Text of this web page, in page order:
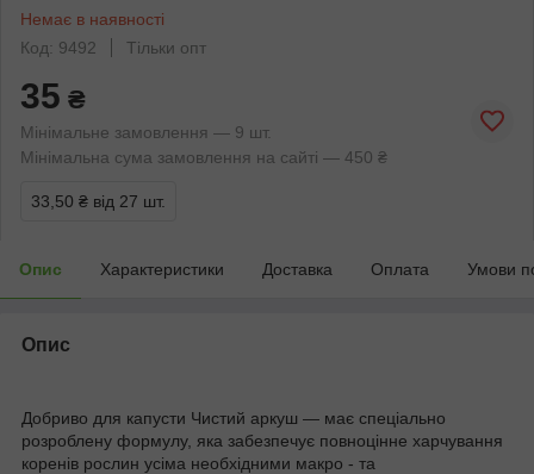
Немає в наявності
Код: 9492
Тільки опт
35 ₴
Мінімальне замовлення — 9 шт.
Мінімальна сума замовлення на сайті — 450 ₴
33,50 ₴ від 27 шт.
Опис Характеристики Доставка Оплата Умови
Опис
Добриво для капусти Чистий аркуш — має спеціально
розроблену формулу, яка забезпечує повноцінне харчування
коренів рослин усіма необхідними макро - та